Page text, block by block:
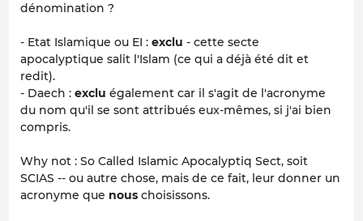
dénomination ?
- Etat Islamique ou EI : exclu - cette secte
apocalyptique salit l'Islam (ce qui a déjà été dit et
redit).
- Daech : exclu également car il s'agit de l'acronyme
du nom qu'il se sont attribués eux-mêmes, si j'ai bien
compris.
Why not : So Called Islamic Apocalyptiq Sect, soit
SCIAS -- ou autre chose, mais de ce fait, leur donner un
acronyme que nous choisissons.